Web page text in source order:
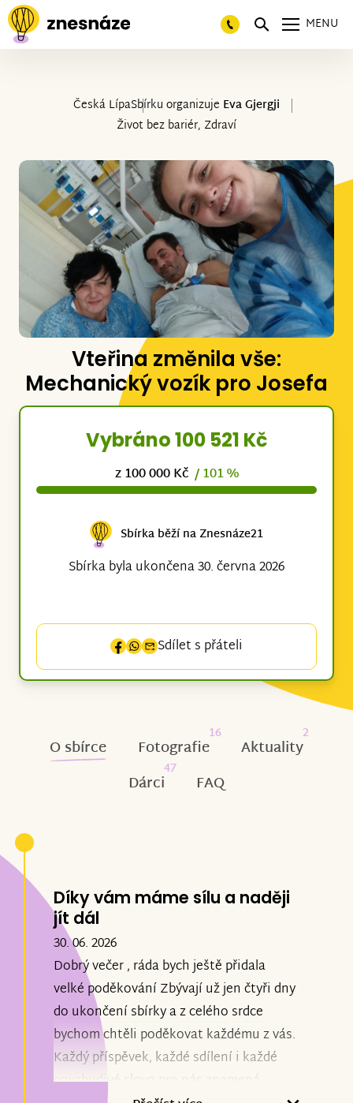
MENU
Česká LípaSbírku organizuje Eva Gjergji
Život bez bariér, Zdraví
Vteřina změnila vše:
Mechanický vozík pro Josefa
Vybráno 100 521 Kč
z 100 000 Kč / 101 %
Sbírka běží na Znesnáze21
Sbírka byla ukončena 30. června 2026
Sdílet s přáteli
O sbírce Fotografie
16
Aktuality
2
Dárci
47
FAQ
Díky vám máme sílu a naději
jít dál
30. 06. 2026
Dobrý večer , ráda bych ještě přidala
velké poděkování Zbývají už jen čtyři dny
do ukončení sbírky a z celého srdce
bychom chtěli poděkovat každému z vás.
Každý příspěvek, každé sdílení i každé
povzbudivé slovo pro nás znamená